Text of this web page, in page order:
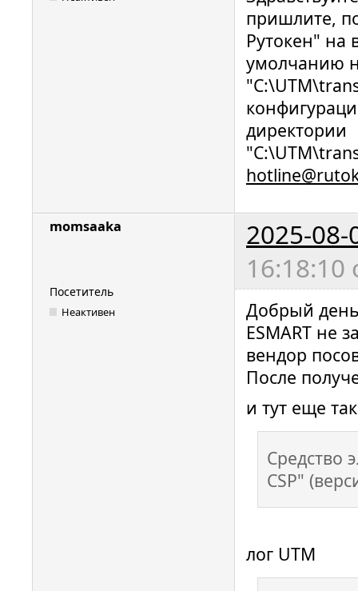
пришлите,
Рутокен" на
умолчанию
директории
momsaaka
2025-08-
16:18:10
Посетитель
Неактивен
Добрый
ESMART не
вендор
После
и тут еще
Средство
CSP"
лог UTM